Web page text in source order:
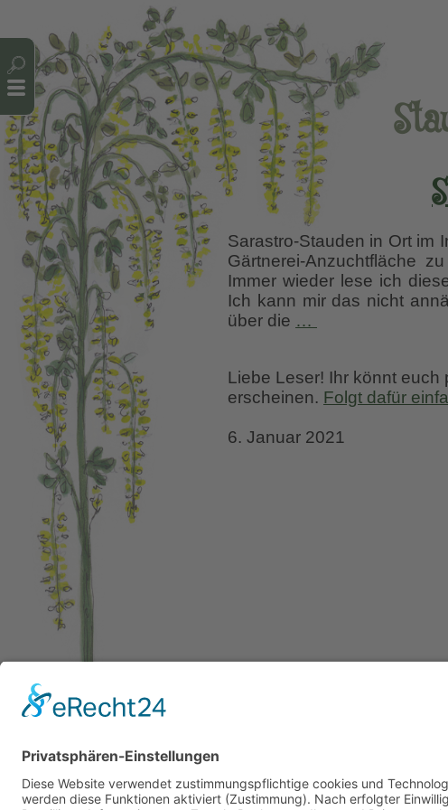
Sarastro-Stauden in Ort im
Gärtnerei-Anzuchtfläche
Immer wieder lese ich
Ich kann mir das nicht
über die …
Liebe Leser! Ihr könnt euch
erscheinen. Folgt dafür
6. Januar 2021
Cookie-Einstellungen